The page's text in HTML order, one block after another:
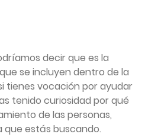
decir que es la
se incluyen dentro de la
tienes vocación por ayudar
tenido curiosidad por qué
de las personas,
que estás buscando.